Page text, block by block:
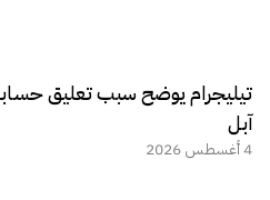
تيليجرام يوضح سبب تعليق
آبل
4 أغسطس 2026